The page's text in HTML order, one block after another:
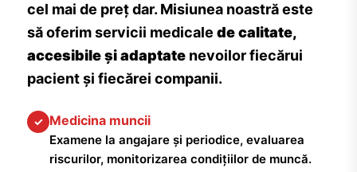
cel mai de preț dar. Misiunea noastră este
să oferim servicii medicale de calitate,
accesibile și adaptate nevoilor fiecărui
pacient și fiecărei companii.
✓ Medicina muncii
Examene la angajare și periodice, evaluarea
riscurilor, monitorizarea condițiilor de muncă.